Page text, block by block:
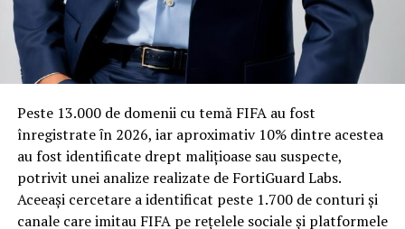
Rotația rapidă a oaspeților cere
materiale rezistente
Spre diferență de o locuință obișnuită, o cameră de hotel
trece printr-un ciclu de utilizare intensă: oaspeți diferiți,
bagaje trase pe roți, curățenie zilnică, uneori mai multe
rezervări consecutive în aceeași săptămână. Această
frecvență ridicată de utilizare pune presiune reală pe
orice suprafață, iar pardoseala este printre primele
Peste 13.000 de domenii cu temă FIFA au fost
înregistrate ȋn 2026, iar aproximativ 10% dintre acestea
au fost identificate drept malițioase sau suspecte,
potrivit unei analize realizate de FortiGuard Labs.
Aceeași cercetare a identificat peste 1.700 de conturi și
canale care imitau FIFA pe rețelele sociale și platformele